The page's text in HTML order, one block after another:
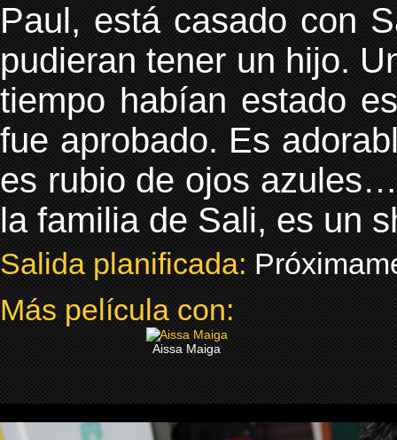
Paul, está casado con
pudieran tener un hijo.
tiempo habían estado
fue aprobado. Es
es rubio de ojos
la familia de Sali, es un
Salida planificada:
Más película con:
Aissa Maiga